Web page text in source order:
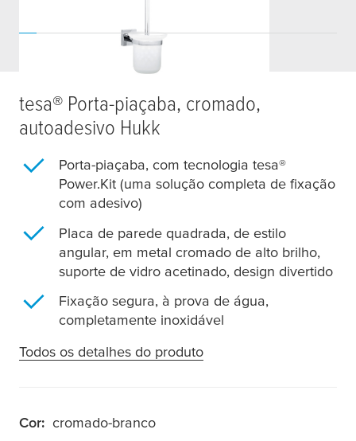
tesa® Porta-piaçaba, cromado,
autoadesivo Hukk
Porta-piaçaba, com tecnologiatesa®
Power.Kit (uma solução completa de fixação
com adesivo)
Placa de parede quadrada, de estilo
angular, em metal cromado de alto brilho,
suporte de vidro acetinado, design divertido
Fixação segura, à prova de água,
completamente inoxidável
Todos os detalhes do produto
Cor: cromado-branco